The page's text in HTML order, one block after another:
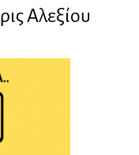
Αλεξίου